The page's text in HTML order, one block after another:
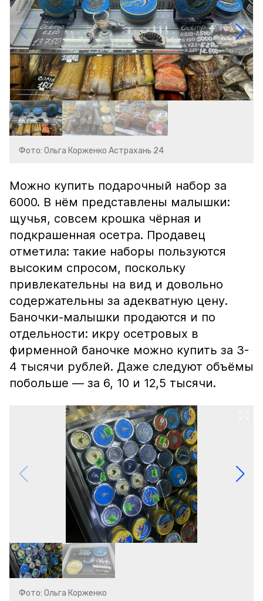
Фото: Ольга Корженко Астрахань 24
Можно купить подарочный набор за
6000. В нём представлены малышки:
щучья, совсем крошка чёрная и
подкрашенная осетра. Продавец
отметила: такие наборы пользуются
высоким спросом, поскольку
привлекательны на вид и довольно
содержательны за адекватную цену.
Баночки-малышки продаются и по
отдельности: икру осетровых в
фирменной баночке можно купить за 3-
4 тысячи рублей. Даже следуют объёмы
побольше — за 6, 10 и 12,5 тысячи.
Фото: Ольга Корженко